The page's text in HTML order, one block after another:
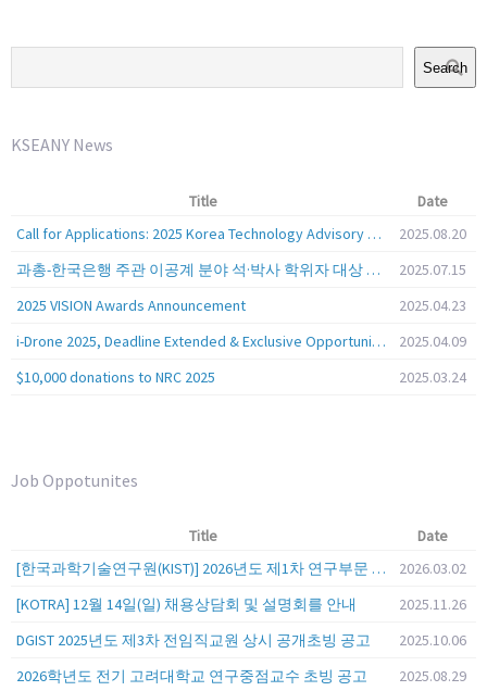
Search
KSEANY News
Title
Date
Call for Applications: 2025 Korea Technology Advisory Group (K-TAG)
2025.08.20
과총-한국은행 주관 이공계 분야 석·박사 학위자 대상 서베이
2025.07.15
2025 VISION Awards Announcement
2025.04.23
i-Drone 2025, Deadline Extended & Exclusive Opportunity to Travel to Korea!
2025.04.09
$10,000 donations to NRC 2025
2025.03.24
Job Oppotunites
Title
Date
[한국과학기술연구원(KIST)] 2026년도 제1차 연구부문 공개채용 안내
2026.03.02
[KOTRA] 12월 14일(일) 채용상담회 및 설명회를 안내
2025.11.26
DGIST 2025년도 제3차 전임직교원 상시 공개초빙 공고
2025.10.06
2026학년도 전기 고려대학교 연구중점교수 초빙 공고
2025.08.29